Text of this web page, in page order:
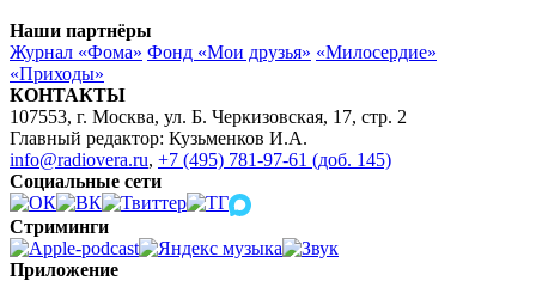
Наши партнёры
Журнал «Фома» Фонд «Мои друзья» «Милосердие»
«Приходы»
КОНТАКТЫ
107553, г. Москва, ул. Б. Черкизовская, 17, стр. 2
Главный редактор: Кузьменков И.А.
info@radiovera.ru, +7 (495) 781-97-61 (доб. 145)
Социальные сети
Стриминги
Приложение